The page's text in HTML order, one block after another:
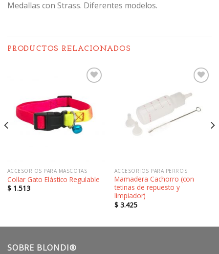
Medallas con Strass. Diferentes modelos.
PRODUCTOS RELACIONADOS
Añadir
a la
lista de
deseos
ACCESORIOS PARA MASCOTAS
Collar Gato Elástico Regulable
$1.513
Añadir
a la
ACCESORIOS PARA PERROS
Mamadera Cachorro (con
tetinas de repuesto y
limpiador)
$3.425
SOBRE BLONDI®